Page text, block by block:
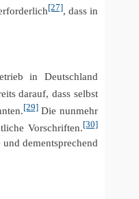
[27], dass in
in Deutschland
darauf, dass selbst
[29]Die nunmehr
Vorschriften.[30]
dementsprechend